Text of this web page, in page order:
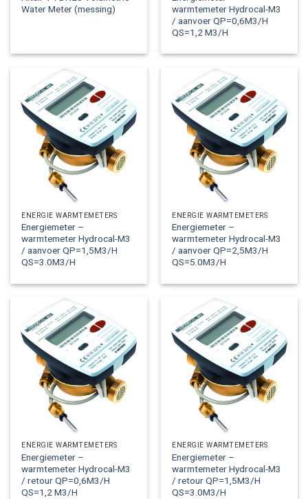
Water Meter (messing)
warmtemeter Hydrocal-M3
/ aanvoer QP=0,6M3/H
QS=1,2 M3/H
ENERGIE WARMTEMETERS
Energiemeter –
warmtemeter Hydrocal-M3
/ aanvoer QP=1,5M3/H
QS=3.0M3/H
ENERGIE WARMTEMETERS
Energiemeter –
warmtemeter Hydrocal-M3
/ aanvoer QP=2,5M3/H
QS=5.0M3/H
ENERGIE WARMTEMETERS
Energiemeter –
warmtemeter Hydrocal-M3
/ retour QP=0,6M3/H
QS=1,2 M3/H
ENERGIE WARMTEMETERS
Energiemeter –
warmtemeter Hydrocal-M3
/ retour QP=1,5M3/H
QS=3.0M3/H